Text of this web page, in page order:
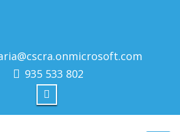
935 533 802